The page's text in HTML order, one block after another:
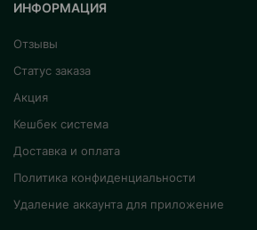
ИНФОРМАЦИЯ
Отзывы
Статус заказа
Акция
Кешбек система
Доставка и оплата
Политика конфиденциальности
Удаление аккаунта для приложение